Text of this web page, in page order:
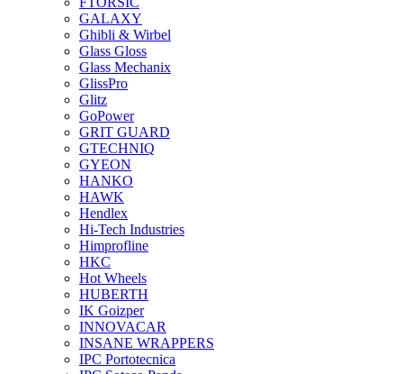
GALAXY
Ghibli & Wirbel
Glass Gloss
Glass Mechanix
GlissPro
Glitz
GoPower
GRIT GUARD
GTECHNIQ
GYEON
HANKO
HAWK
Hendlex
Hi-Tech Industries
Himprofline
HKC
Hot Wheels
HUBERTH
IK Goizper
INNOVACAR
INSANE WRAPPERS
IPC Portotecnica